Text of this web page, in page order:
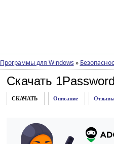
Программы для Windows »
Скачать 1Password
СКАЧАТЬ Описание